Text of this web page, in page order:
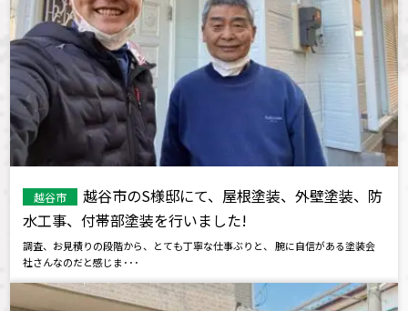
越谷市
越谷市のS様邸にて、屋根塗装、外壁塗装、防
水工事、付帯部塗装を行いました!
調査、お見積りの段階から、とても丁寧な仕事ぶりと、 腕に自信がある塗装会
社さんなのだと感じま･･･